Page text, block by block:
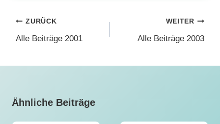
Beitragsnavigation
ZURÜCK
Alle Beiträge 2001
WEITER
Alle Beiträge 2003
Ähnliche Beiträge